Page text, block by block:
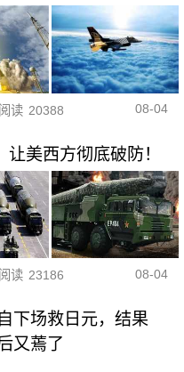
阅读 20388 08-04
美西方彻底破防！
阅读 23186 08-04
下场救日元，结果
又蔫了